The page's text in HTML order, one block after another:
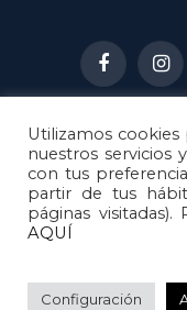
Facebook
AVISO
© 2026Metech.
Utilizamos cookies
nuestros servicios
con tus
partir de tus
páginas
AQUÍ
Configuración